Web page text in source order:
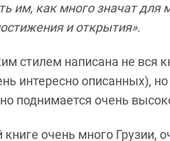
им, как много значат
и открытия».
стилем написана не вся
интересно описанных),
поднимается очень
очень много Грузии,